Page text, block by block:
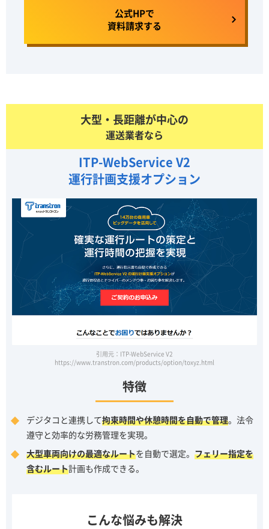
公式HPで
資料請求する
大型・長距離が中心の
運送業者なら
ITP-WebService V2
運行計画支援オプション
引用元：ITP-WebService V2
https://www.transtron.com/products/option/toxyz.html
特徴
デジタコと連携して拘束時間や休憩時間を自動で管理。法令
遵守と効率的な労務管理を実現。
大型車両向けの最適なルートを自動で選定。 フェリー指定を
含むルート計画も作成できる。
こんな悩みも解決